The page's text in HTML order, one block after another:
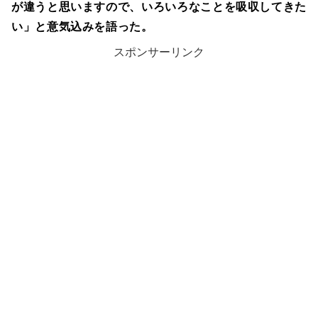
が違うと思いますので、いろいろなことを吸収してきた
い」と意気込みを語った。
スポンサーリンク